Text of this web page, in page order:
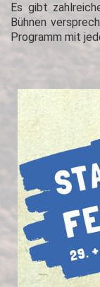
Es gibt
Bühnen
Programm mit